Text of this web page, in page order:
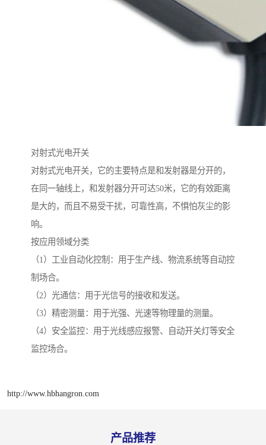
对射式光电开关
对射式光电开关，它的主要特点是和发射器是分开的，
在同一轴线上，和发射器分开可达50米，它的有效距离
是大的，而且不易受干扰，可靠性高，不惧怕灰尘的影
响。
按应用领域分类
（1）工业自动化控制：用于生产线、物流系统等自动控
制场合。
（2）光通信：用于光信号的接收和发送。
（3）精密测量：用于光强、光速等物理量的测量。
（4）安全监控：用于光线感应报警、自动开关灯等安全
监控场合。
http://www.hbhangron.com
产品推荐